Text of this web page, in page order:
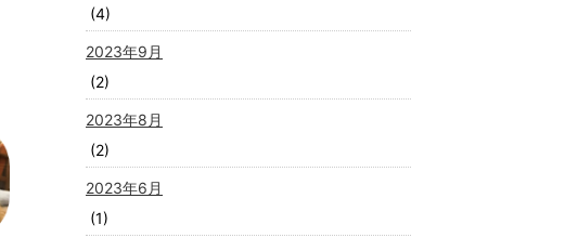
(4)
2023年9月
(2)
2023年8月
(2)
2023年6月
(1)